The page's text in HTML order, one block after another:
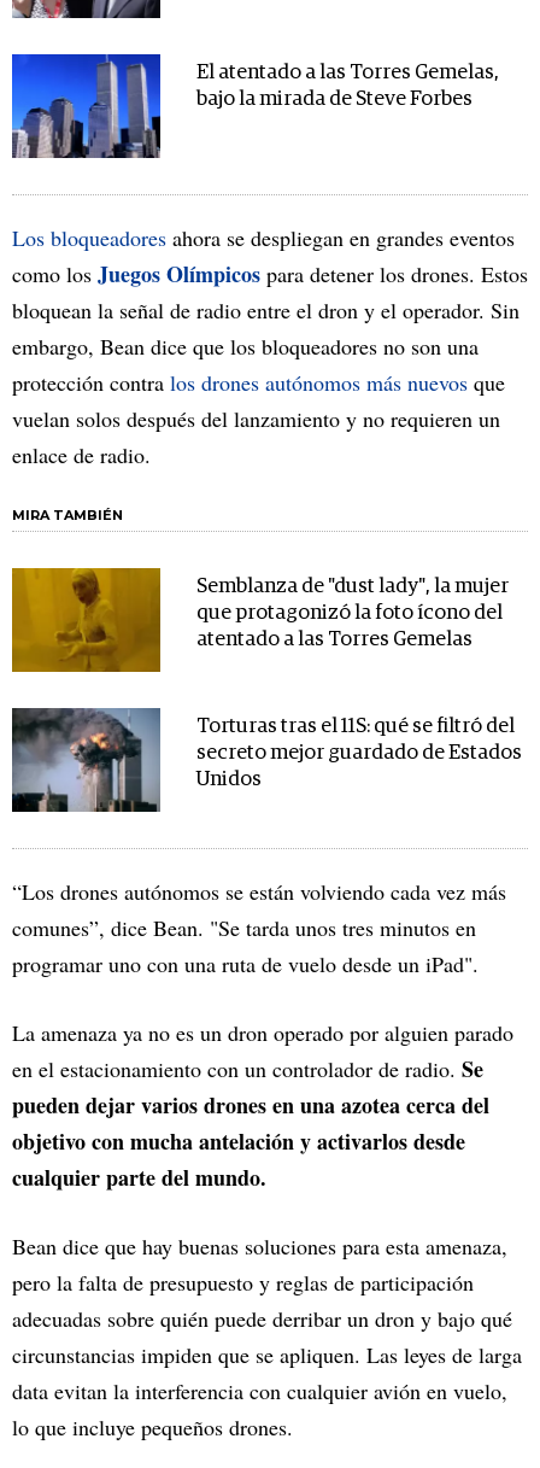
El atentado a las Torres Gemelas,
bajo la mirada de Steve Forbes
Los bloqueadores ahora se despliegan en grandes eventos
como los Juegos Olímpicos para detener los drones. Estos
bloquean la señal de radio entre el dron y el operador. Sin
embargo, Bean dice que los bloqueadores no son una
protección contra los drones autónomos más nuevos que
vuelan solos después del lanzamiento y no requieren un
enlace de radio.
MIRA TAMBIÉN
Semblanza de "dust lady", la mujer
que protagonizó la foto ícono del
atentado a las Torres Gemelas
Torturas tras el 11S: qué se filtró del
secreto mejor guardado de Estados
Unidos
“Los drones autónomos se están volviendo cada vez más
comunes”, dice Bean. "Se tarda unos tres minutos en
programar uno con una ruta de vuelo desde un iPad".
La amenaza ya no es un dron operado por alguien parado
en el estacionamiento con un controlador de radio. Se
pueden dejar varios drones en una azotea cerca del
objetivo con mucha antelación y activarlos desde
cualquier parte del mundo.
Bean dice que hay buenas soluciones para esta amenaza,
pero la falta de presupuesto y reglas de participación
adecuadas sobre quién puede derribar un dron y bajo qué
circunstancias impiden que se apliquen. Las leyes de larga
data evitan la interferencia con cualquier avión en vuelo,
lo que incluye pequeños drones.